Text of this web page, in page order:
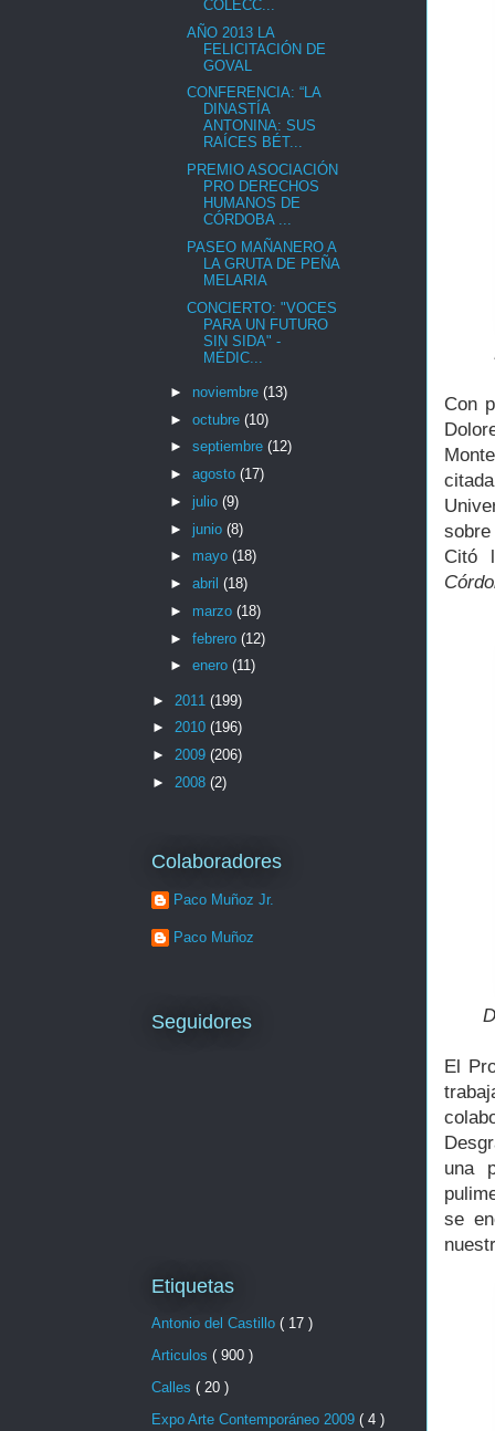
Con
Citó
El
una
se
COLECC...
AÑO 2013 LA
FELICITACIÓN DE
GOVAL
CONFERENCIA: “LA
DINASTÍA
ANTONINA: SUS
RAÍCES BÉT...
PREMIO ASOCIACIÓN
PRO DERECHOS
HUMANOS DE
CÓRDOBA ...
PASEO MAÑANERO A
LA GRUTA DE PEÑA
MELARIA
CONCIERTO: "VOCES
PARA UN FUTURO
SIN SIDA" -
MÉDIC...
► noviembre (13)
► octubre (10)
► septiembre (12)
► agosto (17)
► julio (9)
► junio (8)
► mayo (18)
► abril (18)
► marzo (18)
► febrero (12)
► enero (11)
► 2011 (199)
► 2010 (196)
► 2009 (206)
► 2008 (2)
Colaboradores
Paco Muñoz Jr.
Paco Muñoz
Seguidores
Etiquetas
Antonio del Castillo ( 17 )
Articulos ( 900 )
Calles ( 20 )
Expo Arte Contemporáneo 2009 ( 4 )